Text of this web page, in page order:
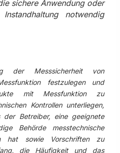
sichere Anwendung oder
notwendig
der Messsicherheit von
festzulegen und
mit Messfunktion zu
Kontrollen unterliegen,
Betreiber, eine geeignete
Behörde messtechnische
hat sowie Vorschriften zu
die Häufigkeit und das